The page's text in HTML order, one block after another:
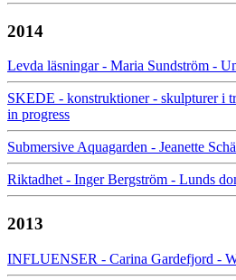
2014
Levda läsningar - Maria Sundström -
SKEDE - konstruktioner - skulpturer i
in progress
Submersive Aquagarden - Jeanette
Riktadhet - Inger Bergström - Lunds
2013
INFLUENSER - Carina Gardefjord -